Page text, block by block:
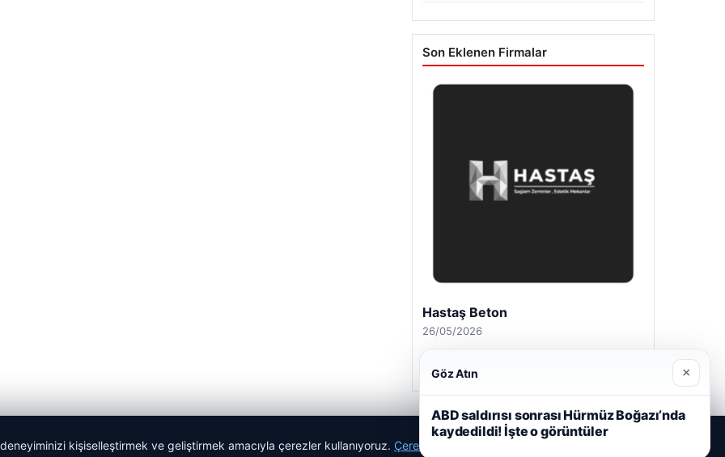
Son Eklenen Firmalar
Hastaş Beton
26/05/2026
kişiselleştirmek ve geliştirmek amacıyla çerezler kullanıyoruz. Çerez Politikamız
Göz Atın ×
ABD saldırısı sonrası Hürmüz Boğazı’nda
kaydedildi! İşte o görüntüler